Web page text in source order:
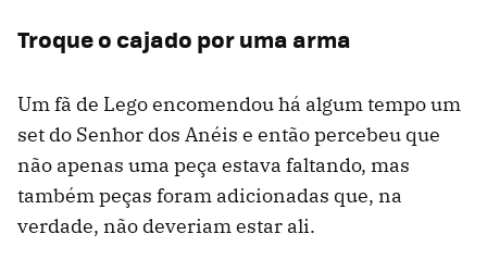
Troque o cajado por uma arma
Um fã de Lego encomendou há algum tempo um
set do Senhor dos Anéis e então percebeu que
não apenas uma peça estava faltando, mas
também peças foram adicionadas que, na
verdade, não deveriam estar ali.